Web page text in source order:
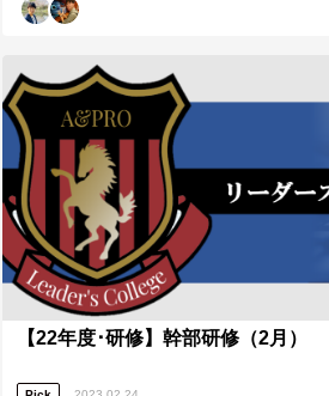
た森口さん、研修の準備をしてくださっ
の１つ」と捉えており、リーダー経験を
う出来ているから復習」という気持ちで
基づいた研修、本気で向き合ってくださ
をそらしていた自分の現状」に気づくこ
は、自分の成長を促進するために問題で
されたいという姿勢、改善をしていない
た。そこからは心を入れ替えて、相手か
トレーニングを試みる姿勢で行動するこ
この研修は、自分の「今」を見つめ、自
の」に気付かせてくれるものでした。 私
りていないこと）はトレーニング（わか
と）なので、まだ「私は変われた！」と
修で学んだことを生かして、「私は変わ
た！」と思った日ほど、おごらず、その
と思います。まずは基礎の型を堅実に守
【22年度･研修】幹部研修（2月）